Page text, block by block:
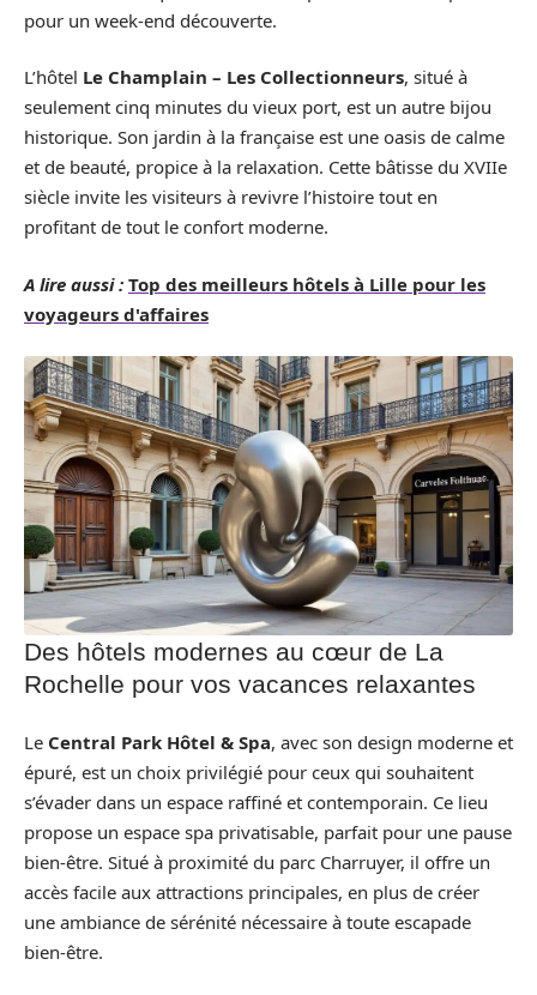
pour un week-end découverte.
L’hôtel Le Champlain – Les Collectionneurs, situé à
seulement cinq minutes du vieux port, est un autre bijou
historique. Son jardin à la française est une oasis de calme
et de beauté, propice à la relaxation. Cette bâtisse du XVIIe
siècle invite les visiteurs à revivre l’histoire tout en
profitant de tout le confort moderne.
A lire aussi : Top des meilleurs hôtels à Lille pour les
voyageurs d'affaires
Des hôtels modernes au cœur de La
Rochelle pour vos vacances relaxantes
Le Central Park Hôtel & Spa, avec son design moderne et
épuré, est un choix privilégié pour ceux qui souhaitent
s’évader dans un espace raffiné et contemporain. Ce lieu
propose un espace spa privatisable, parfait pour une pause
bien-être. Situé à proximité du parc Charruyer, il offre un
accès facile aux attractions principales, en plus de créer
une ambiance de sérénité nécessaire à toute escapade
bien-être.